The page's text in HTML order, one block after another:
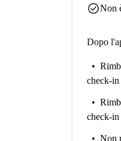
check_circleNon
Dopo
check-in
check-in
Non